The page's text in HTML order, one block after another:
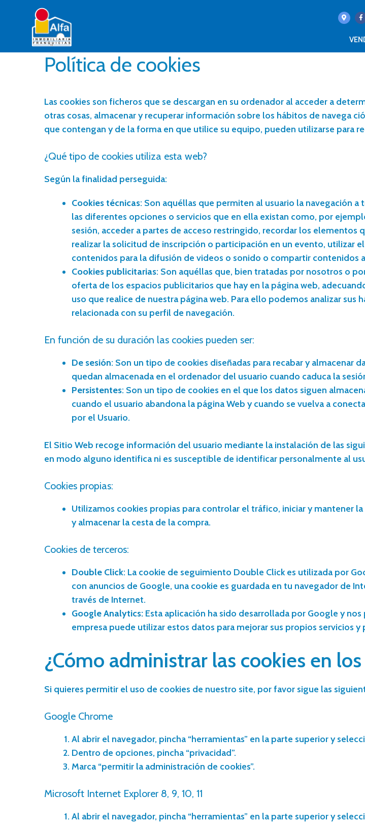
Política de cookies
Las cookies son ficheros que se descargan en su ordenador al acceder a
otras cosas, almacenar y recuperar información sobre los hábitos de navega
que contengan y de la forma en que utilice su equipo, pueden utilizarse para
¿Qué tipo de cookies utiliza esta web?
Según la finalidad perseguida:
Cookies técnicas: Son aquéllas que permiten al usuario la navegación
las diferentes opciones o servicios que en ella existan como, por
sesión, acceder a partes de acceso restringido, recordar los
realizar la solicitud de inscripción o participación en un evento, utilizar
contenidos para la difusión de videos o sonido o compartir contenidos
Cookies publicitarias: Son aquéllas que, bien tratadas por nosotros o
oferta de los espacios publicitarios que hay en la página web,
uso que realice de nuestra página web. Para ello podemos analizar
relacionada con su perfil de navegación.
En función de su duración las cookies pueden ser:
De sesión: Son un tipo de cookies diseñadas para recabar y almacenar
quedan almacenada en el ordenador del usuario cuando caduca la
Persistentes: Son un tipo de cookies en el que los datos siguen
cuando el usuario abandona la página Web y cuando se vuelva a
por el Usuario.
El Sitio Web recoge información del usuario mediante la instalación de las
en modo alguno identifica ni es susceptible de identificar personalmente al
Cookies propias:
Utilizamos cookies propias para controlar el tráfico, iniciar y mantener
y almacenar la cesta de la compra.
Cookies de terceros:
Double Click: La cookie de seguimiento Double Click es utilizada por
con anuncios de Google, una cookie es guardada en tu navegador de
través de Internet.
Google Analytics: Esta aplicación ha sido desarrollada por Google y
empresa puede utilizar estos datos para mejorar sus propios servicios y
¿Cómo administrar las cookies en
Si quieres permitir el uso de cookies de nuestro site, por favor sigue las
Google Chrome
Al abrir el navegador, pincha “herramientas” en la parte superior y
Dentro de opciones, pincha “privacidad”.
Marca “permitir la administración de cookies”.
Microsoft Internet Explorer 8, 9, 10, 11
Al abrir el navegador, pincha “herramientas” en la parte superior y